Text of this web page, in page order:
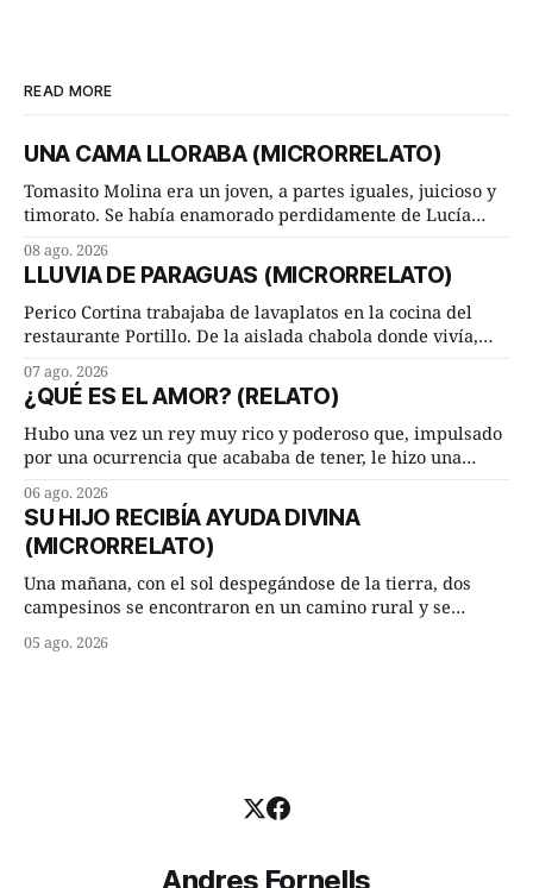
READ MORE
UNA CAMA LLORABA (MICRORRELATO)
Tomasito Molina era un joven, a partes iguales, juicioso y
timorato. Se había enamorado perdidamente de Lucía
ambos les iba de maravilla. Pero mantenían absoluta
discrepancia en un deseo ineluctable por parte de ella.
Lucía Arriate quería que ellos
08 ago. 2026
LLUVIA DE PARAGUAS (MICRORRELATO)
Perico Cortina trabajaba de lavaplatos en la cocina del
restaurante Portillo. De la aislada chabola donde vivía,
cuarto de hora andando a buen paso. Cierta noche,
terminada su jornada laboral caminaba él hacía su mísera
morada cundo comenzó a llover
07 ago. 2026
¿QUÉ ES EL AMOR? (RELATO)
Hubo una vez un rey muy rico y poderoso que, impulsado
por una ocurrencia que acababa de tener, le hizo una
Dime, hombre sabio, ¿qué es el amor según tú? Su
consejero, que era muy prudente y astuto le respondió de
inmediato:
06 ago. 2026
SU HIJO RECIBÍA AYUDA DIVINA
(MICRORRELATO)
Una mañana, con el sol despegándose de la tierra, dos
campesinos se encontraron en un camino rural y se
remolachas, Manuel? —quiso saber uno. —Eso acabo de
05 ago. 2026
Andres Fornells